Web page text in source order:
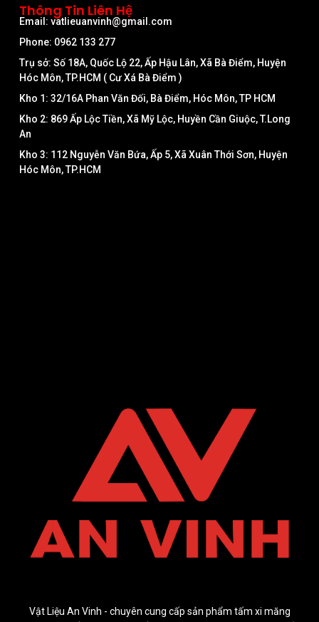
Vật Liệu An Vinh - chuyên cung cấp sản phẩm tấm xi măng
Thông Tin Liên Hệ
Email: vatlieuanvinh@gmail.com
Phone: 0962 133 277
Trụ sở: Số 18A, Quốc Lộ 22, Ấp Hậu Lân, Xã Bà Điểm, Huyện
Hóc Môn, TP.HCM ( Cư Xá Bà Điểm )
Kho 1: 32/16A Phan Văn Đối, Bà Điểm, Hóc Môn, TP HCM
Kho 2: 869 Ấp Lộc Tiền, Xã Mỹ Lộc, Huyền Cần Giuộc, T.Long
An
Kho 3: 112 Nguyễn Văn Bứa, Ấp 5, Xã Xuân Thới Sơn, Huyện
Hóc Môn, TP.HCM